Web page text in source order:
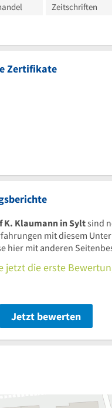
Zeitschriften
Zertifikate
K. Klaumann in Syltsind
mit diesem
hier mit anderen
jetzt die erste
Jetzt bewerten